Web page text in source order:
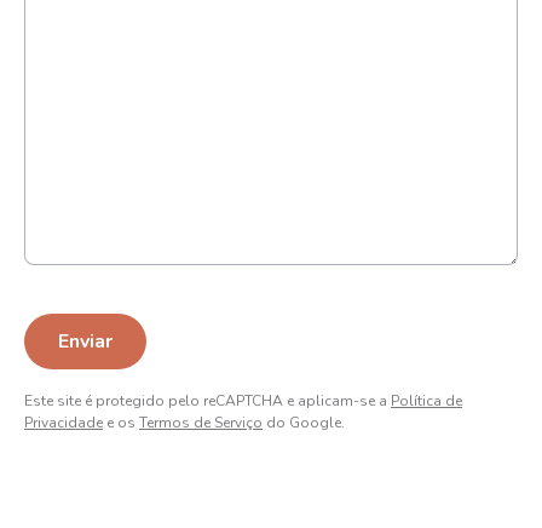
Este site é protegido pelo reCAPTCHA e aplicam-se a Política de
Privacidade e os Termos de Serviço do Google.